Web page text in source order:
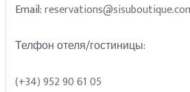
Email:
Телфон отеля/гостиницы:
(+34) 952 90 61 05